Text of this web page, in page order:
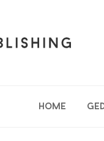
Home